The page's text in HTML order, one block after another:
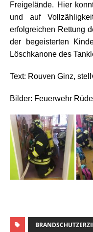
Freigelände. Hier
und auf
erfolgreichen Rettung
der begeisterten
Löschkanone des
Text: Rouven Ginz,
Bilder: Feuerwehr